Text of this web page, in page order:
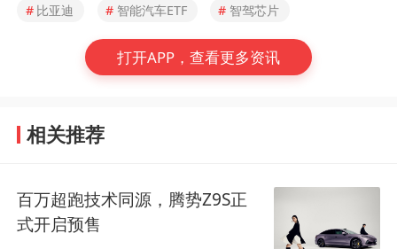
# 比亚迪 # 智能汽车ETF # 智驾芯片
打开APP，查看更多资讯
相关推荐
百万超跑技术同源，腾势Z9S正
式开启预售